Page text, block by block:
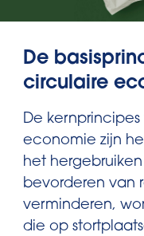
De
circulaire
De
economie zijn
het
bevorderen van
verminderen,
die op